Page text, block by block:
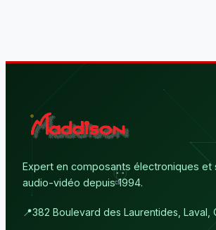
Expert en composants électroniques et
audio-vidéo depuis 1994.
📍382 Boulevard des Laurentides, Laval,